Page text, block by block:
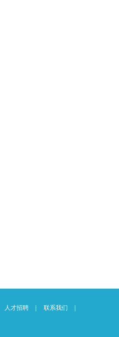
人才招聘 联系我们